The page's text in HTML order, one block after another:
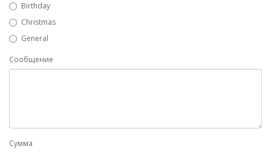
Birthday
Christmas
General
Сообщение
Сумма